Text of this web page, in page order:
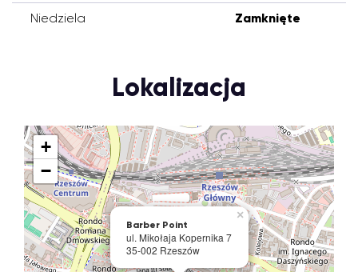
Niedziela Zamknięte
Lokalizacja
Barber Point
ul. Mikołaja Kopernika 7
35-002 Rzeszów
×
+
−